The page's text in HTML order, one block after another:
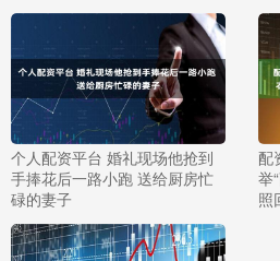
个人配资平台 婚礼现场他抢到
手捧花后一路小跑 送给厨房忙
碌的妻子
配
举
照